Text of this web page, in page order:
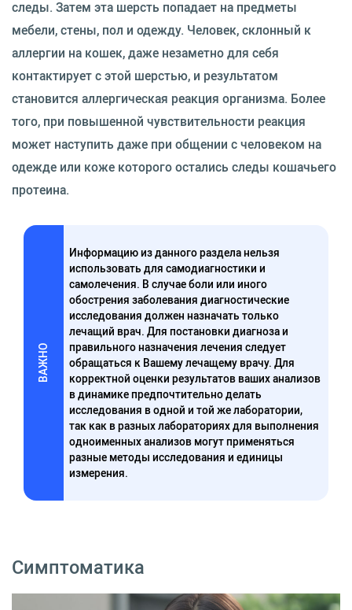
следы. Затем эта шерсть попадает на предметы
мебели, стены, пол и одежду. Человек, склонный к
аллергии на кошек, даже незаметно для себя
контактирует с этой шерстью, и результатом
становится аллергическая реакция организма. Более
того, при повышенной чувствительности реакция
может наступить даже при общении с человеком на
одежде или коже которого остались следы кошачьего
протеина.
ВАЖНО
Информацию из данного раздела нельзя
использовать для самодиагностики и
самолечения. В случае боли или иного
обострения заболевания диагностические
исследования должен назначать только
лечащий врач. Для постановки диагноза и
правильного назначения лечения следует
обращаться к Вашему лечащему врачу. Для
корректной оценки результатов ваших анализов
в динамике предпочтительно делать
исследования в одной и той же лаборатории,
так как в разных лабораториях для выполнения
одноименных анализов могут применяться
разные методы исследования и единицы
измерения.
Симптоматика